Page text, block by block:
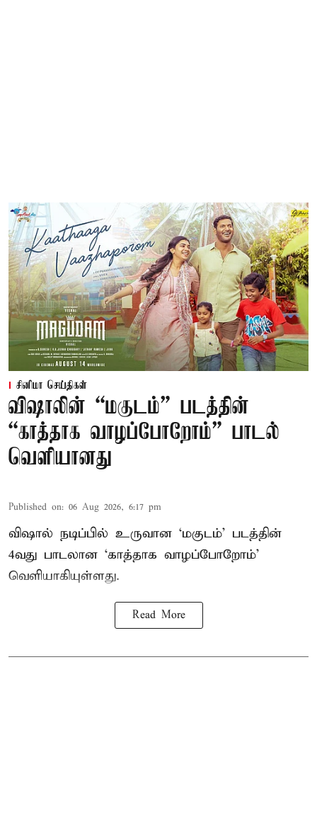
சினிமா செய்திகள்
விஷாலின் “மகுடம்” படத்தின்
“காத்தாக வாழப்போறோம்” பாடல்
வெளியானது
Published on: 06 Aug 2026, 6:17 pm
விஷால் நடிப்பில் உருவான ‘மகுடம்’ படத்தின்
4வது பாடலான ‘காத்தாக வாழப்போறோம்’
வெளியாகியுள்ளது.
Read More